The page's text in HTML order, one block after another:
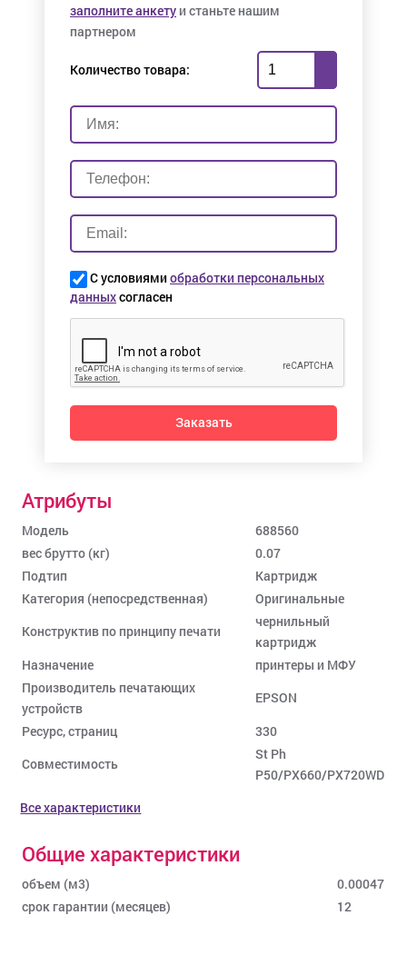
заполните анкету и станьте нашим
партнером
Количество товара:
С условиями обработки персональных
данныхсогласен
Заказать
Атрибуты
Модель
688560
вес брутто (кг)
0.07
Подтип
Картридж
Категория (непосредственная)
Оригинальные
Конструктив по принципу печати
чернильный
картридж
Назначение
принтеры и МФУ
Производитель печатающих
устройств
EPSON
Ресурс, страниц
330
Совместимость
St Ph
P50/PX660/PX720WD
Все характеристики
Общие характеристики
объем (м3)
0.00047
срок гарантии (месяцев)
12